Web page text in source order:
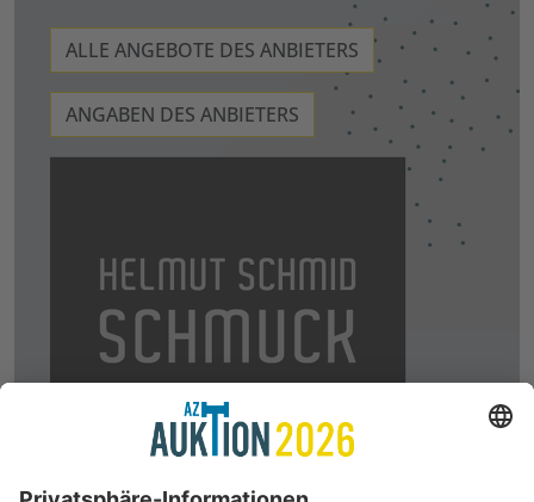
ALLE ANGEBOTE DES ANBIETERS
ANGABEN DES ANBIETERS